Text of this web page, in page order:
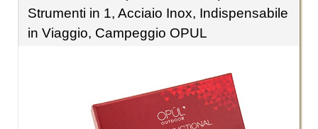
Strumenti in 1, Acciaio Inox, Indispensabile
in Viaggio, Campeggio OPUL